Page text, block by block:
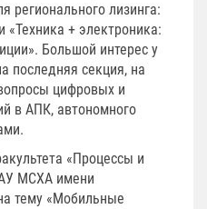
регионального лизинга:
«Техника + электроника:
Большой интерес у
последняя секция, на
цифровых и
в АПК, автономного
«Процессы и
МСХА имени
тему «Мобильные